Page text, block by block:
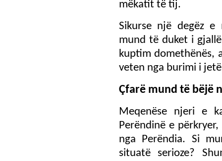
mëkatit të tij.
Sikurse një degëz
mund të duket i
kuptim domethënës,
veten nga burimi i
Çfarë mund të bëjë
Meqenëse njeri e
Perëndinë e
nga Perëndia. Si
situatë serioze?